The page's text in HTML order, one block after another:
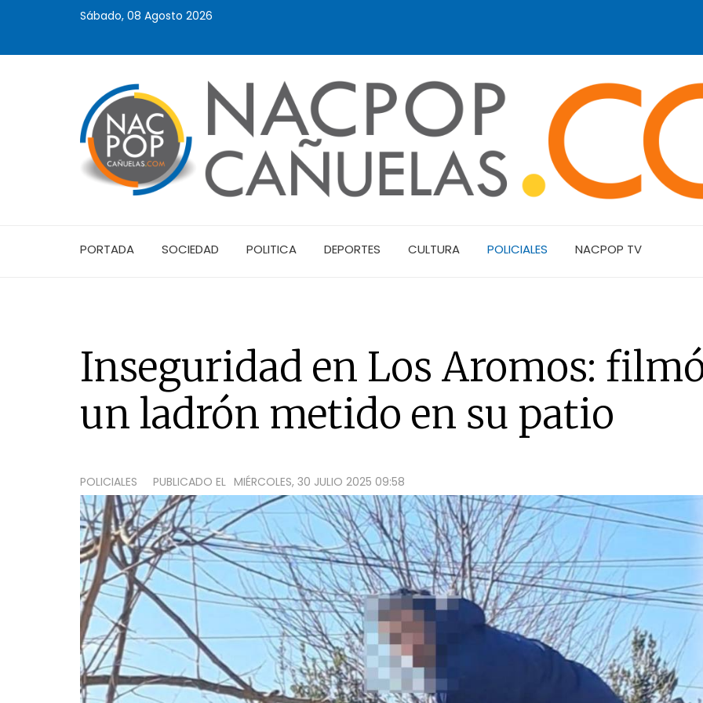
Sábado, 08 Agosto 2026
PORTADA SOCIEDAD POLITICA DEPORTES CULTURA POLICIALES NACPOP TV
Inseguridad en Los Aromos:
un ladrón metido en su patio
POLICIALES PUBLICADO EL MIÉRCOLES, 30 JULIO 2025 09:58